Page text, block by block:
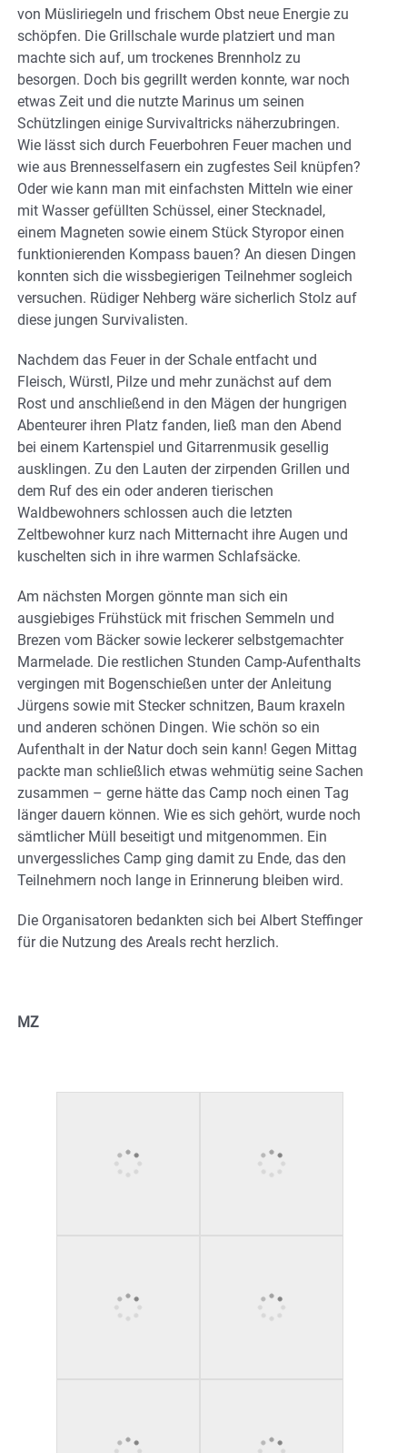
von Müsliriegeln und frischem Obst neue Energie zu
schöpfen. Die Grillschale wurde platziert und man
machte sich auf, um trockenes Brennholz zu
besorgen. Doch bis gegrillt werden konnte, war noch
etwas Zeit und die nutzte Marinus um seinen
Schützlingen einige Survivaltricks näherzubringen.
Wie lässt sich durch Feuerbohren Feuer machen und
wie aus Brennesselfasern ein zugfestes Seil knüpfen?
Oder wie kann man mit einfachsten Mitteln wie einer
mit Wasser gefüllten Schüssel, einer Stecknadel,
einem Magneten sowie einem Stück Styropor einen
funktionierenden Kompass bauen? An diesen Dingen
konnten sich die wissbegierigen Teilnehmer sogleich
versuchen. Rüdiger Nehberg wäre sicherlich Stolz auf
diese jungen Survivalisten.
Nachdem das Feuer in der Schale entfacht und
Fleisch, Würstl, Pilze und mehr zunächst auf dem
Rost und anschließend in den Mägen der hungrigen
Abenteurer ihren Platz fanden, ließ man den Abend
bei einem Kartenspiel und Gitarrenmusik gesellig
ausklingen. Zu den Lauten der zirpenden Grillen und
dem Ruf des ein oder anderen tierischen
Waldbewohners schlossen auch die letzten
Zeltbewohner kurz nach Mitternacht ihre Augen und
kuschelten sich in ihre warmen Schlafsäcke.
Am nächsten Morgen gönnte man sich ein
ausgiebiges Frühstück mit frischen Semmeln und
Brezen vom Bäcker sowie leckerer selbstgemachter
Marmelade. Die restlichen Stunden Camp-Aufenthalts
vergingen mit Bogenschießen unter der Anleitung
Jürgens sowie mit Stecker schnitzen, Baum kraxeln
und anderen schönen Dingen. Wie schön so ein
Aufenthalt in der Natur doch sein kann! Gegen Mittag
packte man schließlich etwas wehmütig seine Sachen
zusammen – gerne hätte das Camp noch einen Tag
länger dauern können. Wie es sich gehört, wurde noch
sämtlicher Müll beseitigt und mitgenommen. Ein
unvergessliches Camp ging damit zu Ende, das den
Teilnehmern noch lange in Erinnerung bleiben wird.
Die Organisatoren bedankten sich bei Albert Steffinger
für die Nutzung des Areals recht herzlich.
MZ